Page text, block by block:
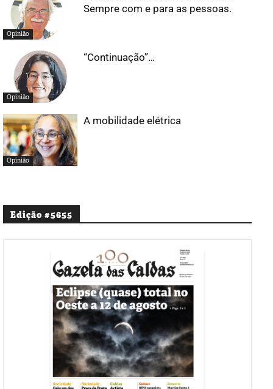
Opinião
Sempre com e para as pessoas.
Opinião
“Continuação”…
Opinião
A mobilidade elétrica
Edição #5655